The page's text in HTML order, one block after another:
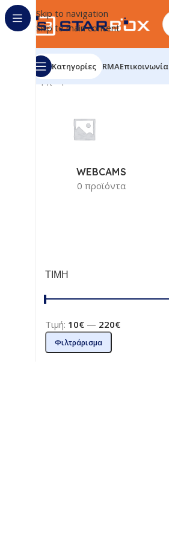
Skip to navigation
Skip to main content
Κατηγορίες RMAΕπικοινωνία
Αρχική σελίδα/
WEBCAMS
0 προϊόντα
ΤΙΜΗ
Φιλτράρισμα
Τιμή: 10€ — 220€